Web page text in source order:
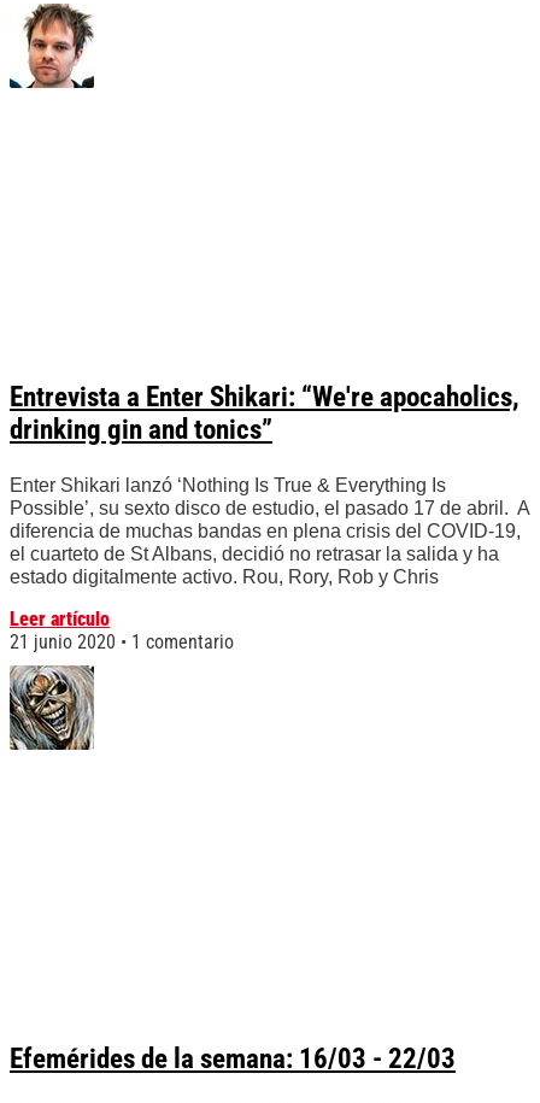
Entrevista a Enter Shikari: “We're apocaholics,
drinking gin and tonics”
Enter Shikari lanzó ‘Nothing Is True & Everything Is
Possible’, su sexto disco de estudio, el pasado 17 de abril. A
diferencia de muchas bandas en plena crisis del COVID-19,
el cuarteto de St Albans, decidió no retrasar la salida y ha
estado digitalmente activo. Rou, Rory, Rob y Chris
Leer artículo
21 junio 2020
1 comentario
Efemérides de la semana: 16/03 - 22/03